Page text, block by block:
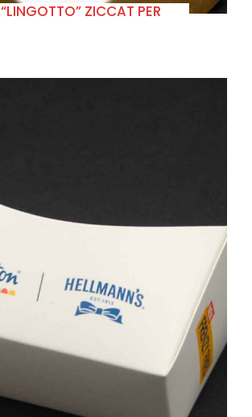
ZICCAT PER
+